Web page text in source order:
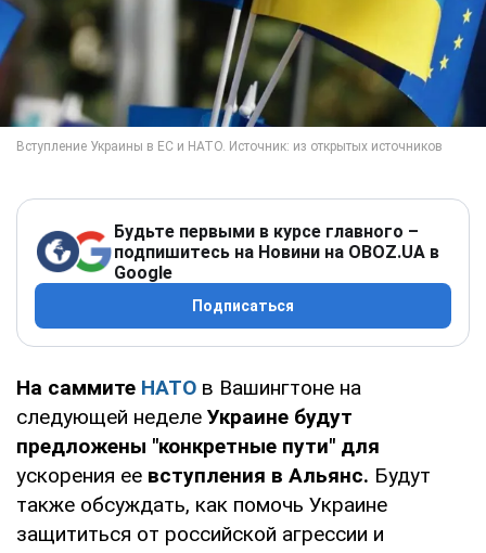
Будьте первыми в курсе главного –
подпишитесь на Новини на OBOZ.UA в
Google
Подписаться
На саммите НАТО в Вашингтоне на
следующей неделе Украине будут
предложены "конкретные пути" для
ускорения ее вступления в Альянс. Будут
также обсуждать, как помочь Украине
защититься от российской агрессии и